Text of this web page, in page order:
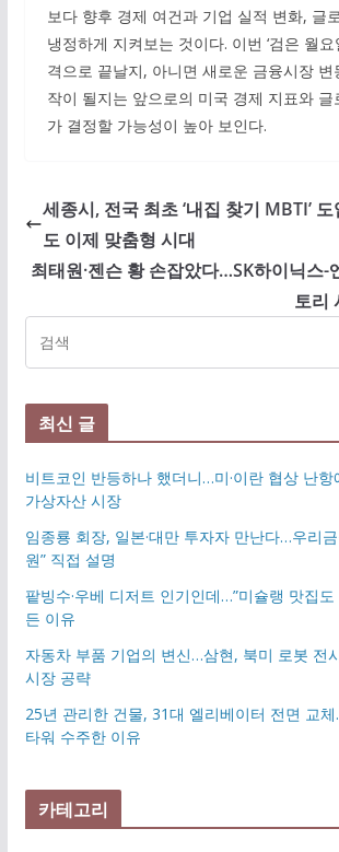
보다 향후 경제 여건과 기업 실적 변화, 글
냉정하게 지켜보는 것이다. 이번 ‘검은 월요
격으로 끝날지, 아니면 새로운 금융시장 변
작이 될지는 앞으로의 미국 경제 지표와 글
가 결정할 가능성이 높아 보인다.
세종시, 전국 최초 ‘내집 찾기 MBTI’
도 이제 맞춤형 시대
최태원·젠슨 황 손잡았다…SK하이닉스-
토리
최신 글
비트코인 반등하나 했더니…미·이란 협상 난
가상자산 시장
임종룡 회장, 일본·대만 투자자 만난다…우리금
원” 직접 설명
팥빙수·우베 디저트 인기인데…”미슐랭 맛집도
든 이유
자동차 부품 기업의 변신…삼현, 북미 로봇 전
시장 공략
25년 관리한 건물, 31대 엘리베이터 전면 교
타워 수주한 이유
카테고리